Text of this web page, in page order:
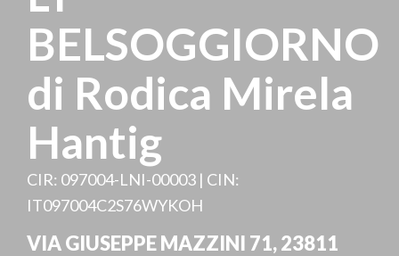
BELSOGGIORNO
di Rodica Mirela
Hantig
CIR: 097004-LNI-00003 | CIN:
IT097004C2S76WYKOH
VIA GIUSEPPE MAZZINI 71,23811